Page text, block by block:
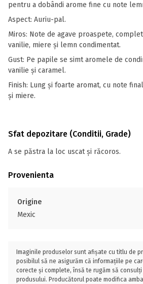
pentru a dobândi arome fine cu note
Aspect: Auriu-pal.
Miros: Note de agave proaspete,
vanilie, miere și lemn condimentat.
Gust: Pe papile se simt aromele de
vanilie și caramel.
Finish: Lung și foarte aromat, cu note
și miere.
Sfat depozitare (Conditii, Grade)
A se păstra la loc uscat și răcoros.
Provenienta
Origine
Mexic
Imaginile produselor sunt afișate cu titlu de
posibilul să ne asigurăm că informațiile pe
corecte și complete, însă te rugăm să
produsului. Producătorul poate modifica